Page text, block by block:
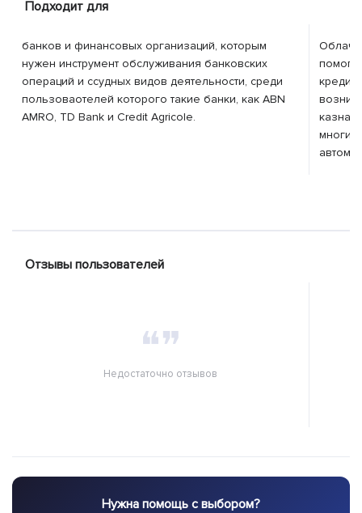
Подходит для
банков и финансовых организаций, которым
нужен инструмент обслуживания банковских
операций и ссудных видов деятельности, среди
пользоваотелей которого такие банки, как ABN
AMRO, TD Bank и Credit Agricole.
многим
Отзывы пользователей
❝❞
Недостаточно отзывов
Нужна помощь с выбором?